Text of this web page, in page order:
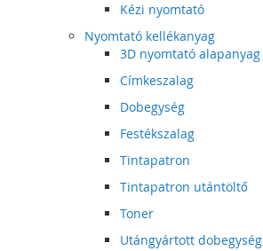
Kézi nyomtató
Nyomtató kellékanyag
3D nyomtató alapanyag
Címkeszalag
Dobegység
Festékszalag
Tintapatron
Tintapatron utántöltő
Toner
Utángyártott dobegység